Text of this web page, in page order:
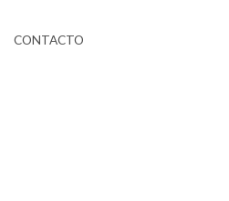
CONTACTO